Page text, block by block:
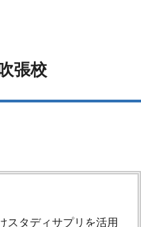
張校
スタディサプリを活用